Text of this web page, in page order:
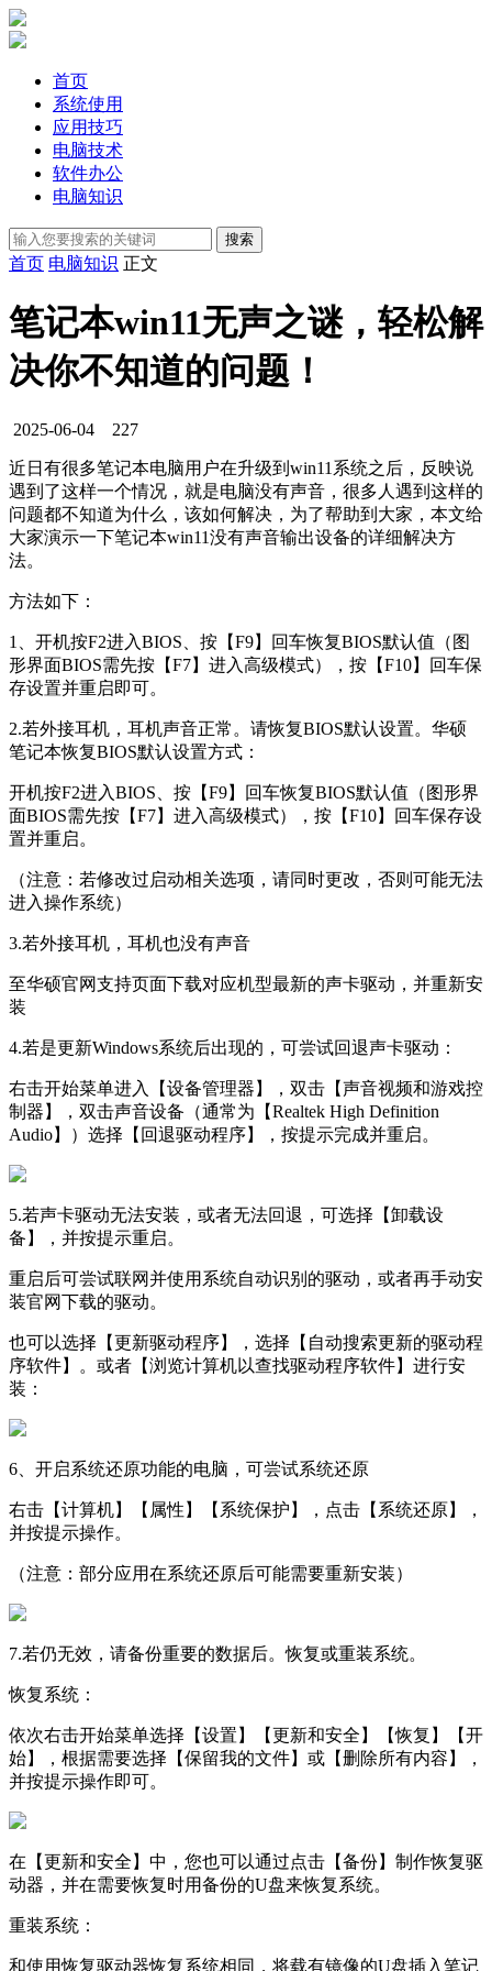
首页
系统使用
应用技巧
电脑技术
软件办公
电脑知识
首页 电脑知识 正文
笔记本win11无声之谜，轻松解
决你不知道的问题！
2025-06-04 227
近日有很多笔记本电脑用户在升级到win11系统之后，反映说
遇到了这样一个情况，就是电脑没有声音，很多人遇到这样的
问题都不知道为什么，该如何解决，为了帮助到大家，本文给
大家演示一下笔记本win11没有声音输出设备的详细解决方
法。
方法如下：
1、开机按F2进入BIOS、按【F9】回车恢复BIOS默认值（图
形界面BIOS需先按【F7】进入高级模式），按【F10】回车保
存设置并重启即可。
2.若外接耳机，耳机声音正常。请恢复BIOS默认设置。华硕
笔记本恢复BIOS默认设置方式：
开机按F2进入BIOS、按【F9】回车恢复BIOS默认值（图形界
面BIOS需先按【F7】进入高级模式），按【F10】回车保存设
置并重启。
（注意：若修改过启动相关选项，请同时更改，否则可能无法
进入操作系统）
3.若外接耳机，耳机也没有声音
至华硕官网支持页面下载对应机型最新的声卡驱动，并重新安
装
4.若是更新Windows系统后出现的，可尝试回退声卡驱动：
右击开始菜单进入【设备管理器】，双击【声音视频和游戏控
制器】，双击声音设备（通常为【Realtek High Definition
Audio】）选择【回退驱动程序】，按提示完成并重启。
5.若声卡驱动无法安装，或者无法回退，可选择【卸载设
备】，并按提示重启。
重启后可尝试联网并使用系统自动识别的驱动，或者再手动安
装官网下载的驱动。
也可以选择【更新驱动程序】，选择【自动搜索更新的驱动程
序软件】。或者【浏览计算机以查找驱动程序软件】进行安
装：
6、开启系统还原功能的电脑，可尝试系统还原
右击【计算机】【属性】【系统保护】，点击【系统还原】，
并按提示操作。
（注意：部分应用在系统还原后可能需要重新安装）
7.若仍无效，请备份重要的数据后。恢复或重装系统。
恢复系统：
依次右击开始菜单选择【设置】【更新和安全】【恢复】【开
始】，根据需要选择【保留我的文件】或【删除所有内容】，
并按提示操作即可。
在【更新和安全】中，您也可以通过点击【备份】制作恢复驱
动器，并在需要恢复时用备份的U盘来恢复系统。
重装系统：
和使用恢复驱动器恢复系统相同，将载有镜像的U盘插入笔记